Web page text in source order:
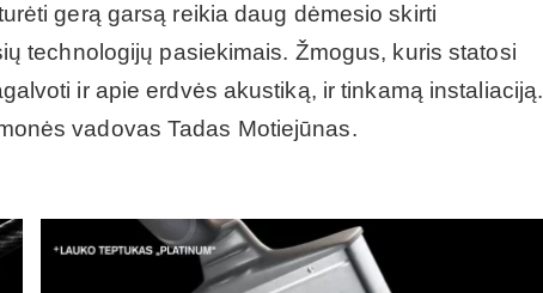
gerą garsą reikia daug dėmesio skirti
technologijų pasiekimais. Žmogus, kuris statosi
ir apie erdvės akustiką, ir tinkamą instaliaciją.
vadovas Tadas Motiejūnas.